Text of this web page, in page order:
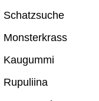
Schatzsuche
Monsterkrass
Kaugummi
Rupuliina